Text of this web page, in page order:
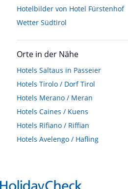
Hotelbilder von Hotel Fürstenhof
Wetter Südtirol
Orte in der Nähe
Hotels Saltaus in Passeier
Hotels Tirolo / Dorf Tirol
Hotels Merano / Meran
Hotels Caines / Kuens
Hotels Rifiano / Riffian
Hotels Avelengo / Hafling